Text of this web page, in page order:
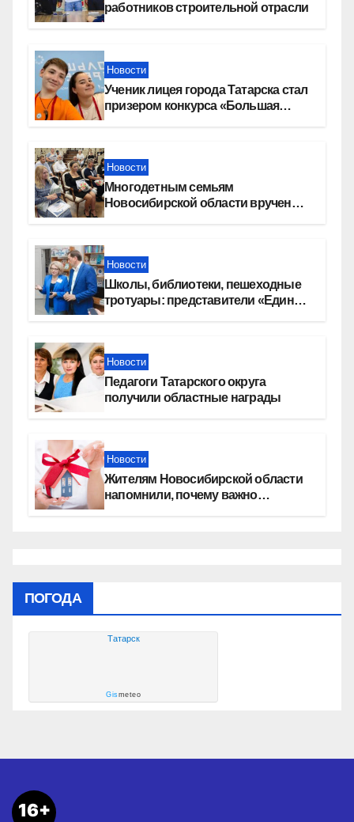
работников строительной отрасли
Новости
Ученик лицея города Татарска стал
призером конкурса «Большая
Новости
Многодетным семьям
Новосибирской области вручены
Новости
Школы, библиотеки, пешеходные
тротуары: представители «Единой
Новости
Педагоги Татарского округа
получили областные награды
Новости
Жителям Новосибирской области
напомнили, почему важно
ПОГОДА
Татарск
Gismeteo
16+